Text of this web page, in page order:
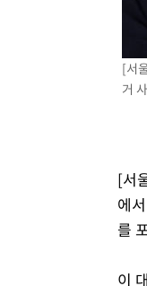
[속보]
6월 경
서울
미 워
[서
거
[서
에
를
이